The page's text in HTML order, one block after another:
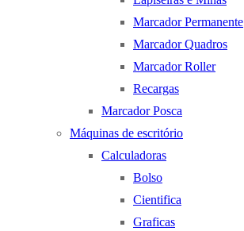
Marcador Permanente
Marcador Quadros
Marcador Roller
Recargas
Marcador Posca
Máquinas de escritório
Calculadoras
Bolso
Cientifica
Graficas